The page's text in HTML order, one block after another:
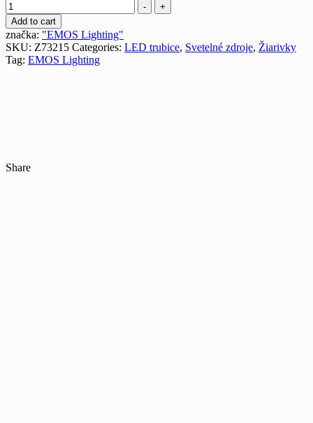
-
+
Add to cart
značka: "EMOS Lighting"
SKU: Z73215 Categories: LED trubice, Svetelné zdroje, Žiarivky
Tag: EMOS Lighting
Share